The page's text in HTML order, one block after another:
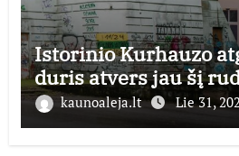
Istorinio Kurhauzo
duris atvers jau šį
kaunoaleja.lt Lie 31,